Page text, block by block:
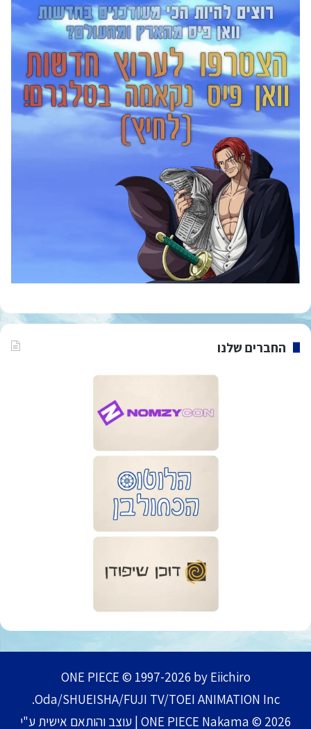
החברים שלנו
ONE PIECE © 1997-2026 by Eiichiro
Oda/SHUEISHA/FUJI TV/TOEI ANIMATION Inc.
ONE PIECE Nakama © 2026 | עוצב והותאם אישית ע"י